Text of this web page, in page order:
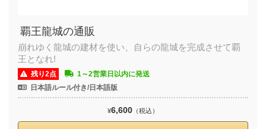
覇王龍城の通販
崩れゆく龍城の建材を使い、自らの龍城を完成させて覇
王となれ!
残り2点
1～2営業日以内に発送
日本語ルール付き/日本語版
¥6,600 （税込）